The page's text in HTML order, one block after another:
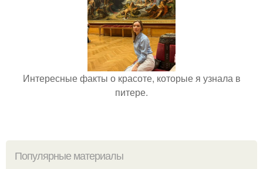
Интересные факты о красоте, которые я узнала в
питере.
Популярные материалы